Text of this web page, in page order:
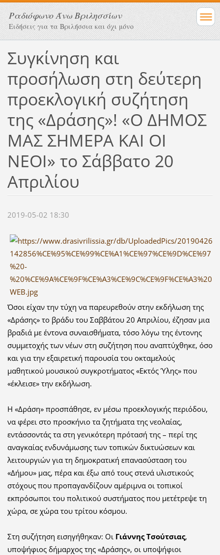
Ραδιόφωνο Άνω Βριλησσίων
Ειδήσεις για τα Βριλήσσια και όχι μόνο
Συγκίνηση και
προσήλωση στη δεύτερη
προεκλογική συζήτηση
της «Δράσης»! «Ο ΔΗΜΟΣ
ΜΑΣ ΣΗΜΕΡΑ ΚΑΙ ΟΙ
ΝΕΟΙ» το Σάββατο 20
Απριλίου
2019-05-02 18:30
Όσοι είχαν την τύχη να παρευρεθούν στην εκδήλωση της
«Δράσης» το βράδυ του Σαββάτου 20 Απριλίου, έζησαν μια
βραδιά με έντονα συναισθήματα, τόσο λόγω της έντονης
συμμετοχής των νέων στη συζήτηση που αναπτύχθηκε, όσο
και για την εξαιρετική παρουσία του οκταμελούς
μαθητικού μουσικού συγκροτήματος «Εκτός Ύλης» που
«έκλεισε» την εκδήλωση.
Η «Δράση» προσπάθησε, εν μέσω προεκλογικής περιόδου,
να φέρει στο προσκήνιο τα ζητήματα της νεολαίας,
εντάσσοντάς τα στη γενικότερη πρότασή της – περί της
αναγκαίας ενδυνάμωσης των τοπικών δικτυώσεων και
λειτουργιών για τη δημοκρατική επανασύσταση του
«Δήμου» μας, πέρα και έξω από τους στενά υλιστικούς
στόχους που προπαγανδίζουν αμέριμνα οι τοπικοί
εκπρόσωποι του πολιτικού συστήματος που μετέτρεψε τη
χώρα, σε χώρα του τρίτου κόσμου.
Στη συζήτηση εισηγήθηκαν: Οι Γιάννης Τσούτσιας,
υποψήφιος δήμαρχος της «Δράσης», οι υποψήφιοι